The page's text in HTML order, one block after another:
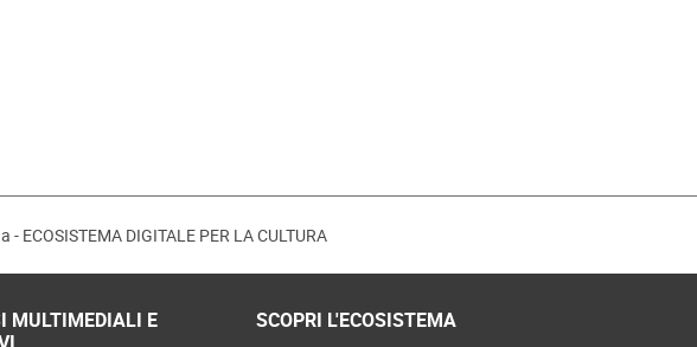
DIGITALE PER LA CULTURA
MULTIMEDIALI E
SCOPRI L'ECOSISTEMA